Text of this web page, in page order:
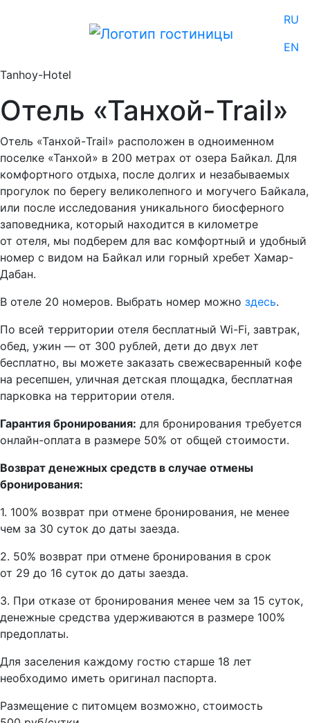
RU
EN
Tanhoy-Hotel
Отель «Танхой-Trail»
Отель «Танхой-Trail» расположен в одноименном
поселке «Танхой» в 200 метрах от озера Байкал. Для
комфортного отдыха, после долгих и незабываемых
прогулок по берегу великолепного и могучего Байкала,
или после исследования уникального биосферного
заповедника, который находится в километре
от отеля, мы подберем для вас комфортный и удобный
номер с видом на Байкал или горный хребет Хамар-
Дабан.
В отеле 20 номеров. Выбрать номер можно здесь.
По всей территории отеля бесплатный Wi-Fi, завтрак,
обед, ужин — от 300 рублей, дети до двух лет
бесплатно, вы можете заказать свежесваренный кофе
на ресепшен, уличная детская площадка, бесплатная
парковка на территории отеля.
Гарантия бронирования: для бронирования требуется
онлайн-оплата в размере 50% от общей стоимости.
Возврат денежных средств в случае отмены
бронирования:
1. 100% возврат при отмене бронирования, не менее
чем за 30 суток до даты заезда.
2. 50% возврат при отмене бронирования в срок
от 29 до 16 суток до даты заезда.
3. При отказе от бронирования менее чем за 15 суток,
денежные средства удерживаются в размере 100%
предоплаты.
Для заселения каждому гостю старше 18 лет
необходимо иметь оригинал паспорта.
Размещение с питомцем возможно, стоимость